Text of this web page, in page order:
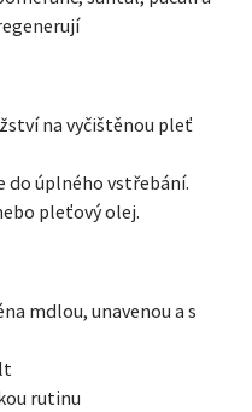
a regenerují
na vyčištěnou pleť
do úplného vstřebání.
pleťový olej.
mdlou, unavenou a s
rutinu